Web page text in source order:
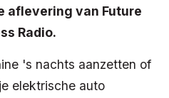
aflevering van Future
Radio.
's nachts aanzetten of
elektrische auto